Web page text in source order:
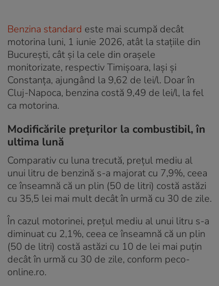
Benzina standard este mai scumpă decât
motorina luni, 1 iunie 2026, atât la stațiile din
București, cât și la cele din orașele
monitorizate, respectiv Timișoara, Iași și
Constanța, ajungând la 9,62 de lei/l. Doar în
Cluj-Napoca, benzina costă 9,49 de lei/l, la fel
ca motorina.
Modificările prețurilor la combustibil, în
ultima lună
Comparativ cu luna trecută, prețul mediu al
unui litru de benzină s-a majorat cu 7,9%, ceea
ce înseamnă că un plin (50 de litri) costă astăzi
cu 35,5 lei mai mult decât în urmă cu 30 de zile.
În cazul motorinei, prețul mediu al unui litru s-a
diminuat cu 2,1%, ceea ce înseamnă că un plin
(50 de litri) costă astăzi cu 10 de lei mai puțin
decât în urmă cu 30 de zile, conform peco-
online.ro.